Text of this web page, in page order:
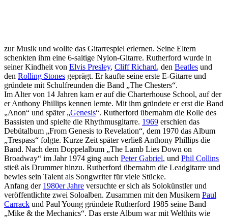
zur Musik und wollte das Gitarrespiel erlernen. Seine Eltern
schenkten ihm eine 6-saitige Nylon-Gitarre. Rutherford wurde in
seiner Kindheit von Elvis Presley, Cliff Richard, den Beatles und
den Rolling Stones geprägt. Er kaufte seine erste E-Gitarre und
gründete mit Schulfreunden die Band „The Chesters“.
Im Alter von 14 Jahren kam er auf die Charterhouse School, auf der
er Anthony Phillips kennen lernte. Mit ihm gründete er erst die Band
„Anon“ und später „Genesis“. Rutherford übernahm die Rolle des
Bassisten und spielte die Rhythmusgitarre. 1969 erschien das
Debütalbum „From Genesis to Revelation“, dem 1970 das Album
„Trespass“ folgte. Kurze Zeit später verließ Anthony Phillips die
Band. Nach dem Doppelalbum „The Lamb Lies Down on
Broadway“ im Jahr 1974 ging auch Peter Gabriel, und Phil Collins
stieß als Drummer hinzu. Rutherford übernahm die Leadgitarre und
bewies sein Talent als Songwriter für viele Stücke.
Anfang der 1980er Jahre versuchte er sich als Solokünstler und
veröffentlichte zwei Soloalben. Zusammen mit den Musikern Paul
Carrack und Paul Young gründete Rutherford 1985 seine Band
„Mike & the Mechanics“. Das erste Album war mit Welthits wie